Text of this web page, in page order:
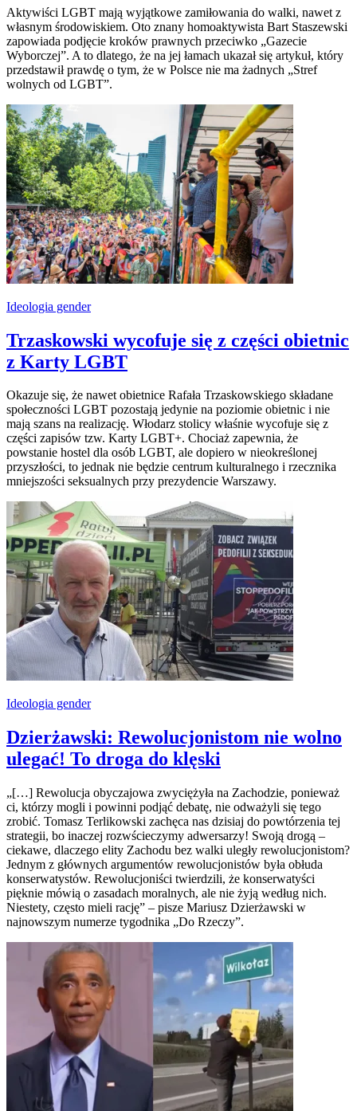
Aktywiści LGBT mają wyjątkowe zamiłowania do walki, nawet z
własnym środowiskiem. Oto znany homoaktywista Bart Staszewski
zapowiada podjęcie kroków prawnych przeciwko „Gazecie
Wyborczej”. A to dlatego, że na jej łamach ukazał się artykuł, który
przedstawił prawdę o tym, że w Polsce nie ma żadnych „Stref
wolnych od LGBT”.
Ideologia gender
Trzaskowski wycofuje się z części obietnic
z Karty LGBT
Okazuje się, że nawet obietnice Rafała Trzaskowskiego składane
społeczności LGBT pozostają jedynie na poziomie obietnic i nie
mają szans na realizację. Włodarz stolicy właśnie wycofuje się z
części zapisów tzw. Karty LGBT+. Chociaż zapewnia, że
powstanie hostel dla osób LGBT, ale dopiero w nieokreślonej
przyszłości, to jednak nie będzie centrum kulturalnego i rzecznika
mniejszości seksualnych przy prezydencie Warszawy.
Ideologia gender
Dzierżawski: Rewolucjonistom nie wolno
ulegać! To droga do klęski
„[…] Rewolucja obyczajowa zwyciężyła na Zachodzie, ponieważ
ci, którzy mogli i powinni podjąć debatę, nie odważyli się tego
zrobić. Tomasz Terlikowski zachęca nas dzisiaj do powtórzenia tej
strategii, bo inaczej rozwścieczymy adwersarzy! Swoją drogą –
ciekawe, dlaczego elity Zachodu bez walki uległy rewolucjonistom?
Jednym z głównych argumentów rewolucjonistów była obłuda
konserwatystów. Rewolucjoniści twierdzili, że konserwatyści
pięknie mówią o zasadach moralnych, ale nie żyją według nich.
Niestety, często mieli rację” – pisze Mariusz Dzierżawski w
najnowszym numerze tygodnika „Do Rzeczy”.